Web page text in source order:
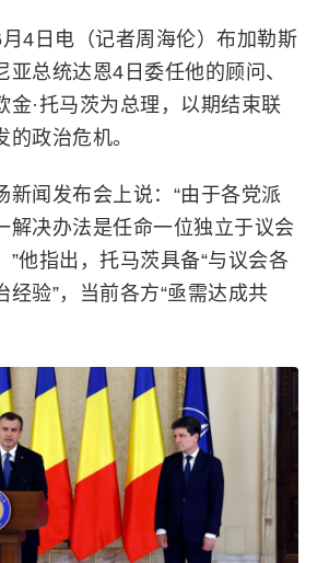
4日电（记者周海伦）布加勒斯
亚总统达恩4日委任他的顾问、
金·托马茨为总理，以期结束联
政治危机。
新闻发布会上说：“由于各党派
解决办法是任命一位独立于议会
”他指出，托马茨具备“与议会各
经验”，当前各方“亟需达成共